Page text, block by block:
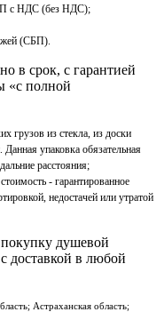
с НДС (без НДС);
(СБП).
в срок, с гарантией
«с полной
грузов из стекла, из доски
Данная упаковка обязательная
расстояния;
- гарантированное
недостачей или утратой
душевой
с доставкой в любой
Астраханская область;